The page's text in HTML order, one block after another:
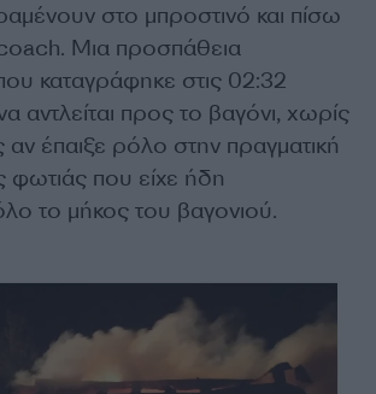
στο μπροστινό και πίσω
Μια προσπάθεια
καταγράφηκε στις 02:32
αντλείται προς το βαγόνι, χωρίς
αν έπαιξε ρόλο στην πραγματική
φωτιάς που είχε ήδη
το μήκος του βαγονιού.